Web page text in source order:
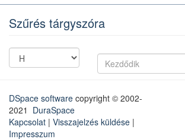
Szűrés tárgyszóra
DSpace software copyright © 2002-
2021 DuraSpace
Kapcsolat | Visszajelzés küldése |
Impresszum